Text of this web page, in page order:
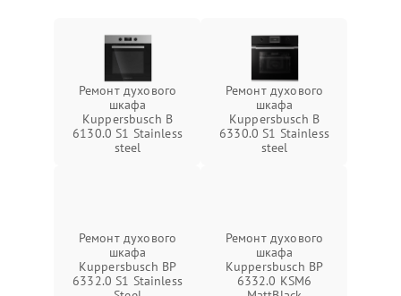
Ремонт духового
шкафа
Kuppersbusch B
6130.0 S1 Stainless
steel
Ремонт духового
шкафа
Kuppersbusch B
6330.0 S1 Stainless
steel
Ремонт духового
шкафа
Kuppersbusch BP
6332.0 S1 Stainless
Ремонт духового
шкафа
Kuppersbusch BP
6332.0 KSM6